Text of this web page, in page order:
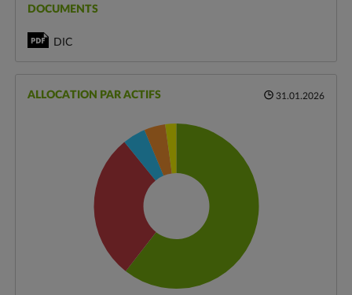
DOCUMENTS
DIC
ALLOCATION PAR ACTIFS 31.01.2026